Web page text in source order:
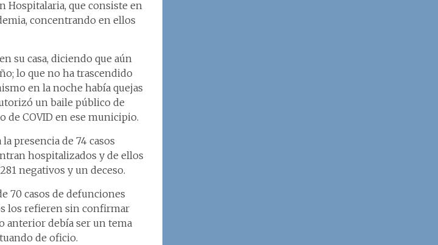
Hospitalaria, que consiste en
concentrando en ellos
su casa, diciendo que aún
lo que no ha trascendido
en la noche había quejas
un baile público de
de COVID en ese municipio.
presencia de 74 casos
hospitalizados y de ellos
negativos y un deceso.
70 casos de defunciones
los refieren sin confirmar
anterior debía ser un tema
de oficio.